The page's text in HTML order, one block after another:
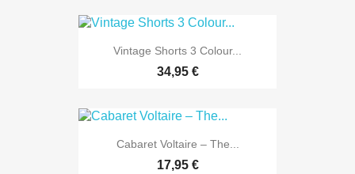
Vintage Shorts 3 Colour...
34,95 €
Cabaret Voltaire – The...
17,95 €